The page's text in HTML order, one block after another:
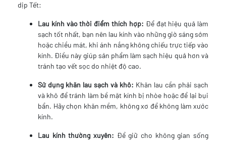
dịp Tết:
Lau kính vào thời điểm thích hợp: Để đạt hiệu quả làm
sạch tốt nhất, bạn nên lau kính vào những giờ sáng sớm
hoặc chiều mát, khi ánh nắng không chiếu trực tiếp vào
kính. Điều này giúp sản phẩm làm sạch hiệu quả hơn và
tránh tạo vết sọc do nhiệt độ cao.
Sử dụng khăn lau sạch và khô: Khăn lau cần phải sạch
và khô để tránh làm bề mặt kính bị nhòe hoặc để lại bụi
bẩn. Hãy chọn khăn mềm, không xơ để không làm xước
kính.
Lau kính thường xuyên: Để giữ cho không gian sống